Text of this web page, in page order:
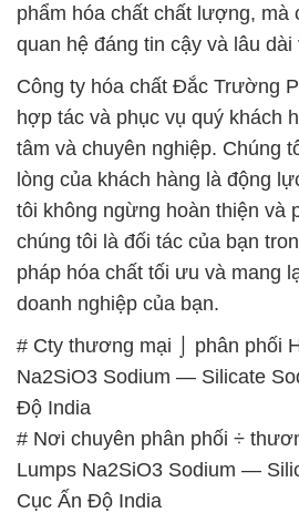
phẩm hóa chất chất lượng, mà
quan hệ đáng tin cậy và lâu
Công ty hóa chất Đắc Trường
hợp tác và phục vụ quý khách
tâm và chuyên nghiệp. Chúng
lòng của khách hàng là động
tôi không ngừng hoàn thiện và
chúng tôi là đối tác của bạn
pháp hóa chất tối ưu và mang
doanh nghiệp của bạn.
# Cty thương mại ⌡ phân phối
Na2SiO3 Sodium — Silicate
Độ India
# Nơi chuyên phân phối ÷
Lumps Na2SiO3 Sodium —
Cục Ấn Độ India